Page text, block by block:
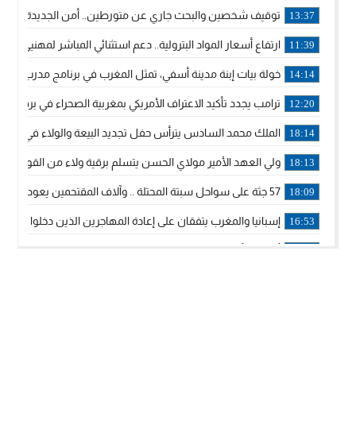
13:37 توقيف شخصين والبحث جاري عن متورطين.. أمن الجديدة يفك
11:39 ارتفاع أسعار المواد البترولية.. دعم استثنائي المباشر لمهنيي
14:14 خولة بيات إبنة مدينة أسفي، تمثل المغرب في برنامج مدرب
12:20 ترامب يجدد تأكيد الاعتراف الأمريكي بمغربية الصحراء في برقية
18:14 الملك محمد السادس يترأس حفل تجديد البيعة والولاء في
18:13 ولي العهد الأمير مولاي الحسن يتسلم برقية ولاء من القوات
18:09 57 جثة على سواحل سبتة المحتلة .. وآلاف المقتحمين يعودون إلى المغرب
16:53 إسبانيا والمغرب يتفقان على إعادة المهاجرين الذين دخلوا سبتة